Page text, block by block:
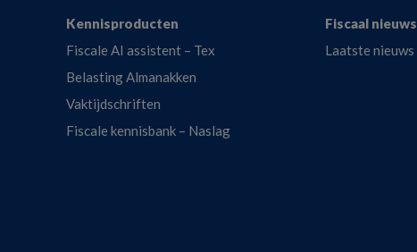
Kennisproducten
Fiscale AI assistent – Tex
Belasting Almanakken
Vaktijdschriften
Fiscale kennisbank – Naslag
Fiscaal nieuws
Laatste nieuws